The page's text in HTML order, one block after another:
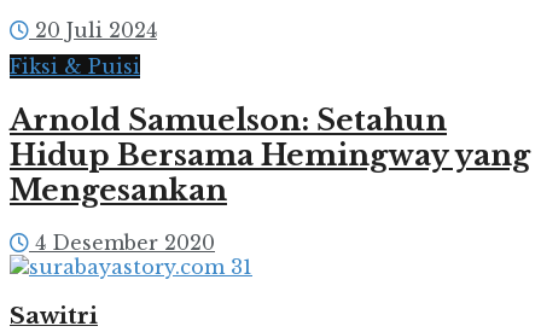
20 Juli 2024
Fiksi & Puisi
Arnold Samuelson: Setahun
Hidup Bersama Hemingway yang
Mengesankan
4 Desember 2020
Sawitri